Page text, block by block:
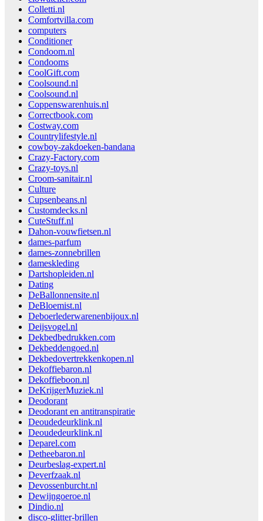
Colletti.nl
Comfortvilla.com
computers
Conditioner
Condoom.nl
Condooms
CoolGift.com
Coolsound.nl
Coolsound.nl
Coppenswarenhuis.nl
Correctbook.com
Costway.com
Countrylifestyle.nl
cowboy-zakdoeken-bandana
Crazy-Factory.com
Crazy-toys.nl
Croom-sanitair.nl
Culture
Cupsenbeans.nl
Customdecks.nl
CuteStuff.nl
Dahon-vouwfietsen.nl
dames-parfum
dames-zonnebrillen
dameskleding
Dartshopleiden.nl
Dating
DeBallonnensite.nl
DeBloemist.nl
Deboerlederwarenenbijoux.nl
Deijsvogel.nl
Dekbedbedrukken.com
Dekbeddengoed.nl
Dekbedovertrekkenkopen.nl
Dekoffiebaron.nl
Dekoffieboon.nl
DeKrijgerMuziek.nl
Deodorant
Deodorant en antitranspiratie
Deoudedeurklink.nl
Deoudedeurklink.nl
Deparel.com
Detheebaron.nl
Deurbeslag-expert.nl
Deverfzaak.nl
Devossenburcht.nl
Dewijngoeroe.nl
Dindio.nl
disco-glitter-brillen